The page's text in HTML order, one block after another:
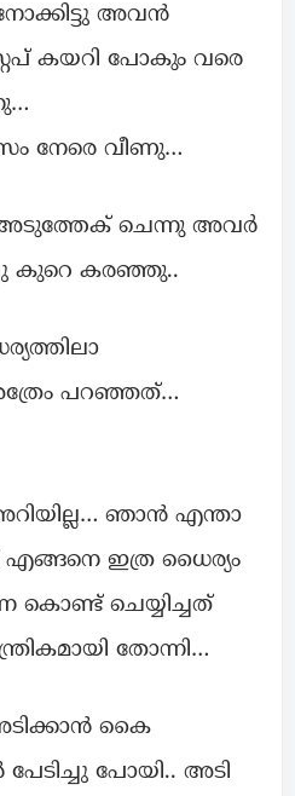
അവൻ
കയറി പോകും വരെ
നേരെ വീണു…
ചെന്നു അവർ
കുറെ കരഞ്ഞു..
പറഞ്ഞത്…
ഞാൻ എന്താ
ഇത്ര ധൈര്യം
ചെയ്യിച്ചത്
തോന്നി…
കൈ
പോയി.. അടി